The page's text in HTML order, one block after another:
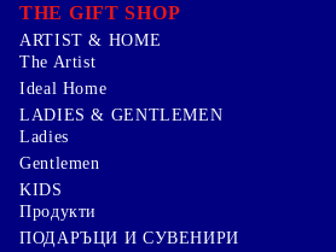
THE GIFT SHOP
ARTIST & HOME
The Artist
Ideal Home
LADIES & GENTLEMEN
Ladies
Gentlemen
KIDS
Продукти
ПОДАРЪЦИ И СУВЕНИРИ